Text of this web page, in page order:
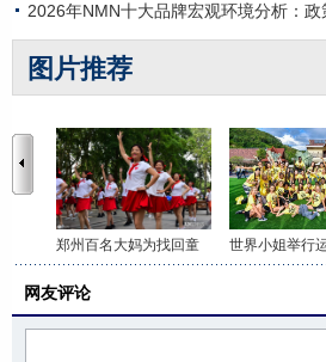
2026年NMN十大品牌宏观环境分析：
图片推荐
郑州百名大妈为找回童 世界小姐举行
网友评论